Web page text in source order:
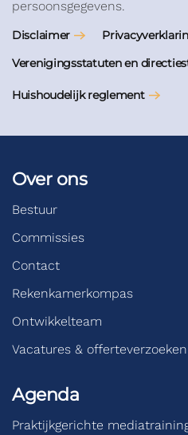
persoonsgegevens.
Disclaimer
Verenigingsstatuten en
Huishoudelijk reglement
Over ons
Bestuur
Commissies
Contact
Rekenkamerkompas
Ontwikkelteam
Vacatures & offerteverzoeken
Agenda
Praktijkgerichte